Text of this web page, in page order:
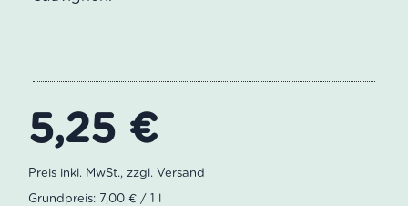
5,25 €
Grundpreis: 7,00 € / 1 l